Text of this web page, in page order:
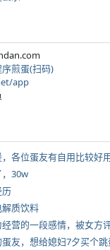
煎蛋(扫码)
app
各位蛋友有自用比较好
30w
质饮料